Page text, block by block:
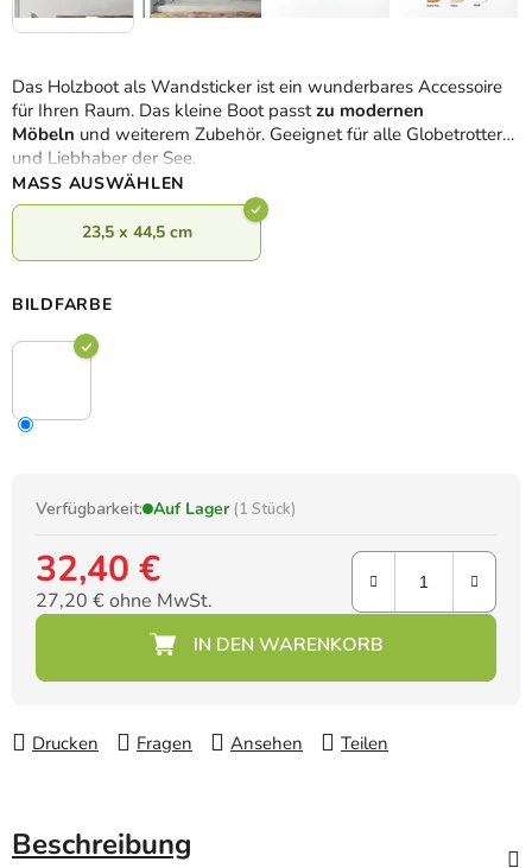
Das Holzboot als Wandsticker ist ein wunderbares Accessoire
für Ihren Raum. Das kleine Boot passtzu modernen
Möbeln und weiterem Zubehör. Geeignet für alle Globetrotter
und Liebhaber der See.
MASS AUSWÄHLEN
23,5 x 44,5 cm
BILDFARBE
Verfügbarkeit: Auf Lager (1 Stück)
32,40 €
27,20 € ohne MwSt.
Drucken Fragen Ansehen Teilen
Beschreibung